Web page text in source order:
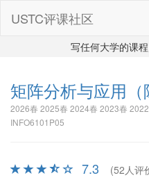
USTC评课社区
写任何大学的课
矩阵分析与应用
2026春 2025春 2024春 2023春
INFO6101P05
7.3
(52人评